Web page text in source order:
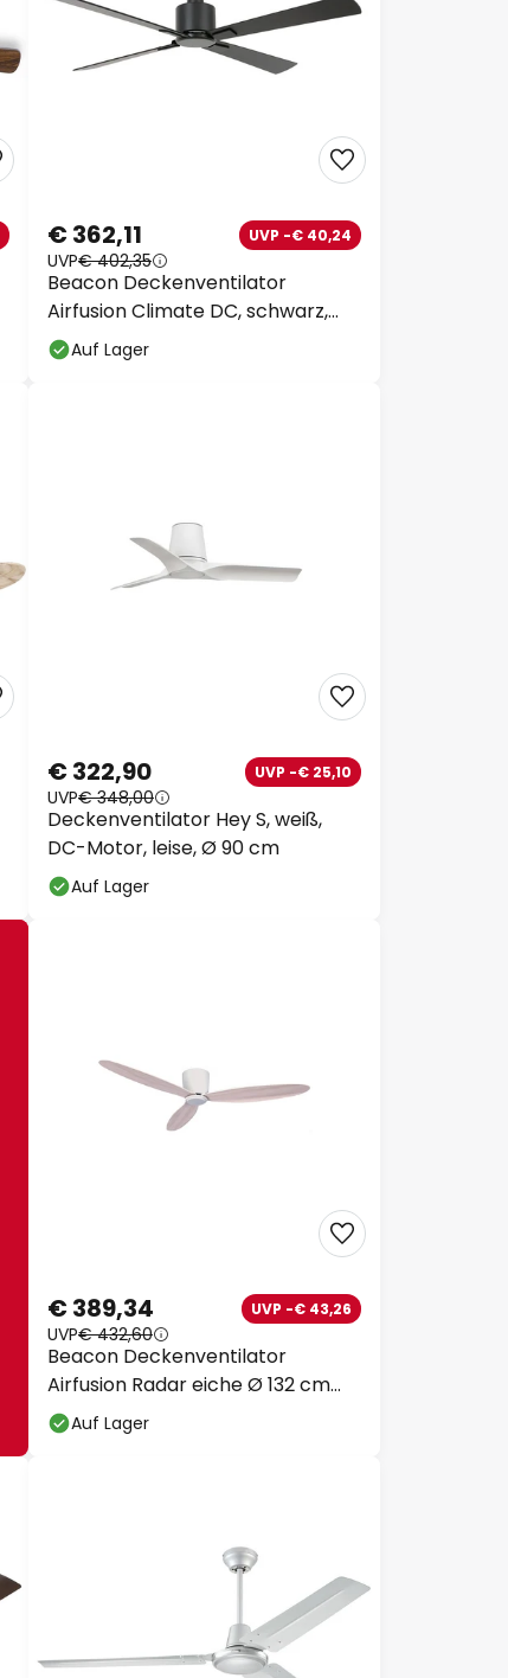
Beacon Deckenventilator
Airfusion Climate DC, schwarz,
leise
€ 362,11 UVP -€ 40,24
UVP€ 402,35
Auf Lager
Deckenventilator Hey S, weiß,
DC-Motor, leise, Ø 90 cm
€ 322,90 UVP -€ 25,10
UVP€ 348,00
Auf Lager
Beacon Deckenventilator
Airfusion Radar eiche Ø 132 cm
leise
€ 389,34 UVP -€ 43,26
UVP€ 432,60
Auf Lager